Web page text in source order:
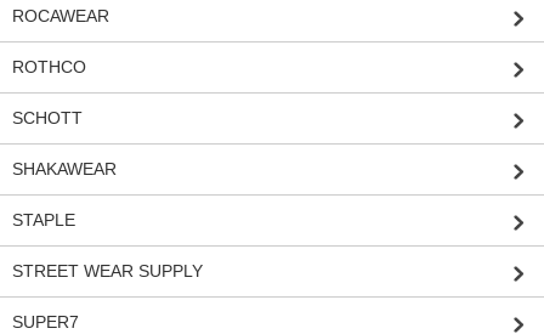
ROCAWEAR
ROTHCO
SCHOTT
SHAKAWEAR
STAPLE
STREET WEAR SUPPLY
SUPER7